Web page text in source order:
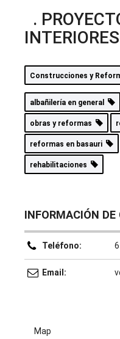
.
Construcciones y
albañilería en general
obras y reformas
reformas en basauri
rehabilitaciones
INFORMACIÓN
Teléfono:
Email:
Map